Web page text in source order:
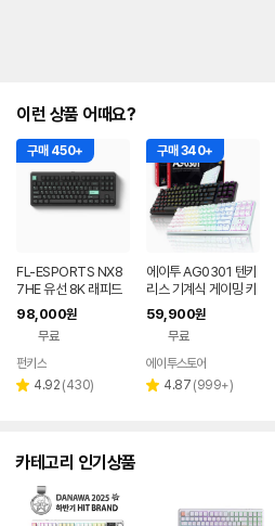
이런 상품 어때요?
구매 450+
FL-ESPORTS NX8
7HE 유선 8K 래피드
트리거 자석축 키보드
민트 블랙, 저소음스톰
98,000원
무료
페이
펀키스
별 4.92 리
(430)
구매 340+
에이투 AG0301 텐키
리스 기계식 게이밍 키
보드 적축, 갈축
59,900원
무료
에이투스토어
별 4.87 리
(999+)
카테고리 인기상품